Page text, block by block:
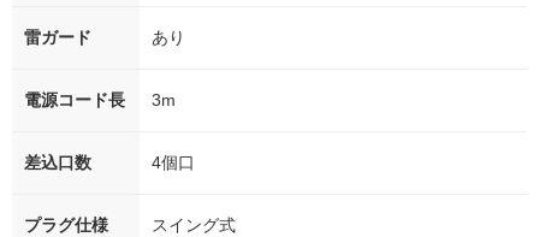
雷ガード あり
電源コード長 3m
差込口数 4個口
プラグ仕様 スイング式